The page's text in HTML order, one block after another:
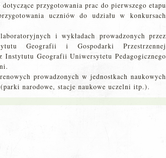
przygotowania prac do pierwszego etapu
uczniów do udziału w konkursach
i wykładach prowadzonych przez
Geografii i Gospodarki Przestrzennej
Instytutu Geografii Uniwersytetu Pedagogicznego
prowadzonych w jednostkach naukowych
narodowe, stacje naukowe uczelni itp.).